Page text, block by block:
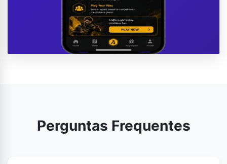
Perguntas Frequentes